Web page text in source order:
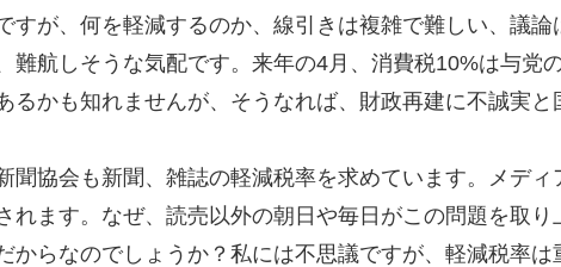
すが、何を軽減するのか、線引きは複雑で難しい、議論
難航しそうな気配です。来年の4月、消費税10%は与党
るかも知れませんが、そうなれば、財政再建に不誠実と
聞協会も新聞、雑誌の軽減税率を求めています。メディ
れます。なぜ、読売以外の朝日や毎日がこの問題を取り
からなのでしょうか？私には不思議ですが、軽減税率は